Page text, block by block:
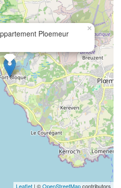
Ploemeur
×
Leaflet | ©OpenStreetMapcontributors